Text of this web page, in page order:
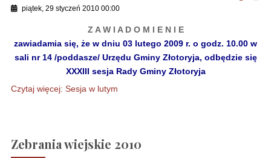
piątek, 29 styczeń 2010 00:00
Z A W I A D O M I E N I E
zawiadamia się, że w dniu 03 lutego 2009 r. o godz. 10.00 w
sali nr 14 /poddasze/ Urzędu Gminy Złotoryja, odbędzie się
XXXIII sesja Rady Gminy Złotoryja
Czytaj więcej: Sesja w lutym
Zebrania wiejskie 2010